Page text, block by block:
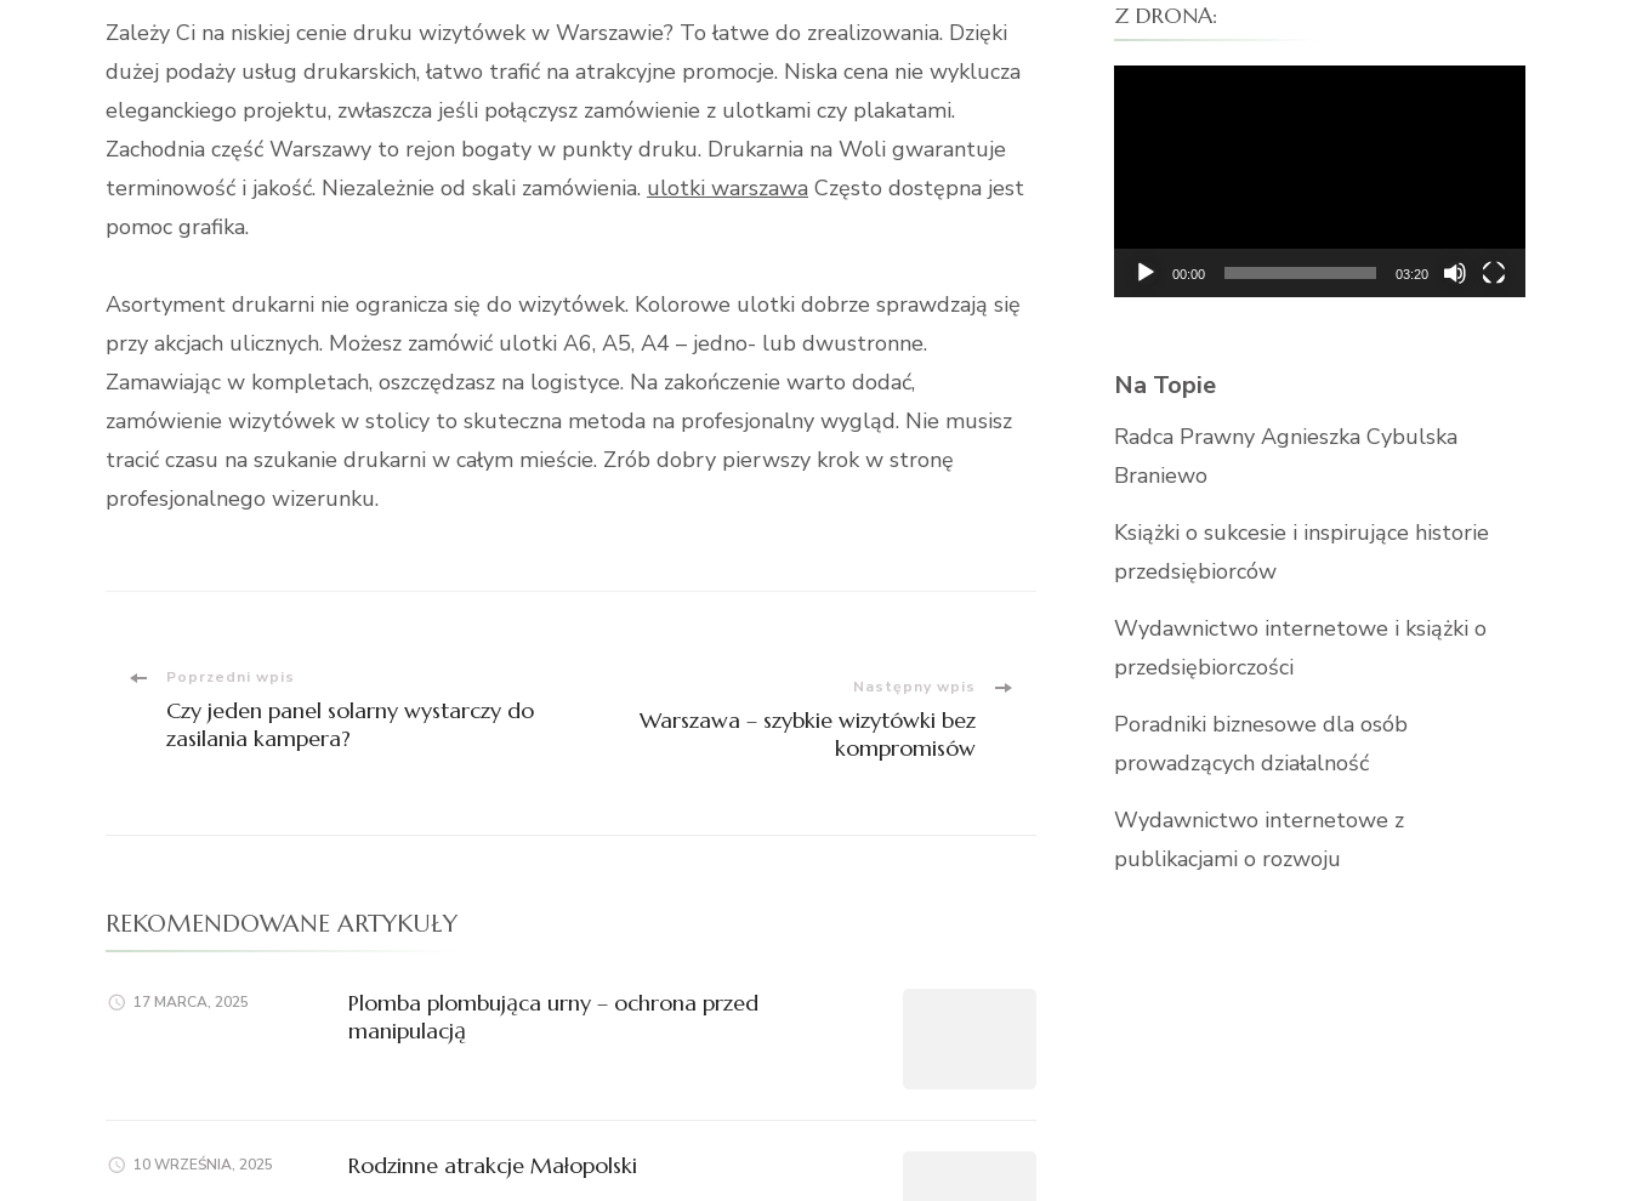
Zależy Ci na niskiej cenie druku wizytówek w Warszawie? To łatwe do zrealizowania. Dzięki
dużej podaży usług drukarskich, łatwo trafić na atrakcyjne promocje. Niska cena nie wyklucza
eleganckiego projektu, zwłaszcza jeśli połączysz zamówienie z ulotkami czy plakatami.
Zachodnia część Warszawy to rejon bogaty w punkty druku. Drukarnia na Woli gwarantuje
terminowość i jakość. Niezależnie od skali zamówienia. ulotki warszawa Często dostępna jest
pomoc grafika.
Asortyment drukarni nie ogranicza się do wizytówek. Kolorowe ulotki dobrze sprawdzają się
przy akcjach ulicznych. Możesz zamówić ulotki A6, A5, A4 – jedno- lub dwustronne.
Zamawiając w kompletach, oszczędzasz na logistyce. Na zakończenie warto dodać,
zamówienie wizytówek w stolicy to skuteczna metoda na profesjonalny wygląd. Nie musisz
tracić czasu na szukanie drukarni w całym mieście. Zrób dobry pierwszy krok w stronę
profesjonalnego wizerunku.
Nawigacja
wpisu
Poprzedni wpis
Czy jeden panel solarny wystarczy do
zasilania kampera?
Następny wpis
Warszawa – szybkie wizytówki bez
kompromisów
REKOMENDOWANE ARTYKUŁY
17 MARCA, 2025
Plomba plombująca urny – ochrona przed
manipulacją
10 WRZEŚNIA, 2025 Rodzinne atrakcje Małopolski
Z DRONA:
00:00 03:20
Na Topie
Radca Prawny Agnieszka Cybulska
Braniewo
Książki o sukcesie i inspirujące historie
przedsiębiorców
Wydawnictwo internetowe i książki o
przedsiębiorczości
Poradniki biznesowe dla osób
prowadzących działalność
Wydawnictwo internetowe z
publikacjami o rozwoju